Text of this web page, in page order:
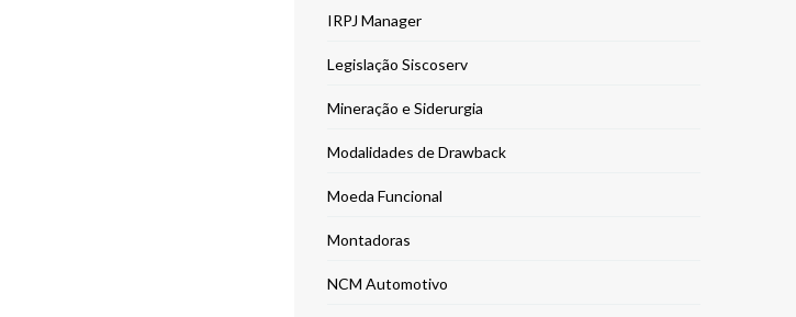
IRPJ Manager
Legislação Siscoserv
Mineração e Siderurgia
Modalidades de Drawback
Moeda Funcional
Montadoras
NCM Automotivo